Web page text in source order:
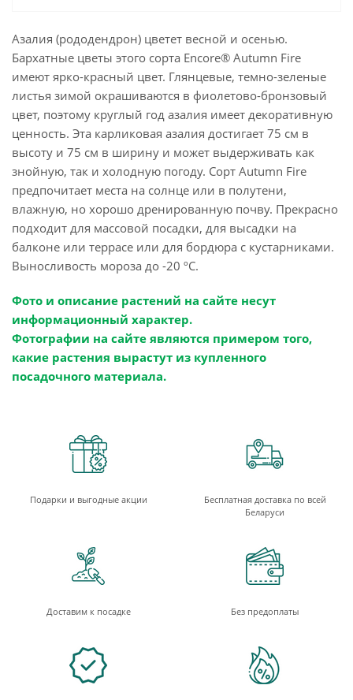
Азалия (рододендрон) цветет весной и осенью.
Бархатные цветы этого сорта Encore® Autumn Fire
имеют ярко-красный цвет. Глянцевые, темно-зеленые
листья зимой окрашиваются в фиолетово-бронзовый
цвет, поэтому круглый год азалия имеет декоративную
ценность. Эта карликовая азалия достигает 75 см в
высоту и 75 см в ширину и может выдерживать как
знойную, так и холодную погоду. Сорт Autumn Fire
предпочитает места на солнце или в полутени,
влажную, но хорошо дренированную почву. Прекрасно
подходит для массовой посадки, для высадки на
балконе или террасе или для бордюра с кустарниками.
Выносливость мороза до -20 ºC.
Фото и описание растений на сайте несут
информационный характер.
Фотографии на сайте являются примером того,
какие растения вырастут из купленного
посадочного материала.
Подарки и выгодные акции
Бесплатная доставка по всей
Беларуси
Доставим к посадке Без предоплаты